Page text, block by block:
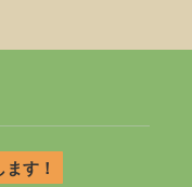
す！